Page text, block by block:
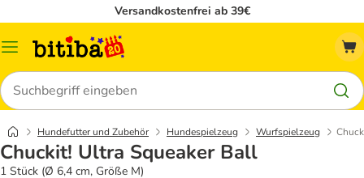
Versandkostenfrei ab 39€
Menü
Suchen
Hundefutter und Zubehör Hundespielzeug Wurfspielzeug
Chuckit! Ultra Squeaker Ball
1 Stück (Ø 6,4 cm, Größe M)